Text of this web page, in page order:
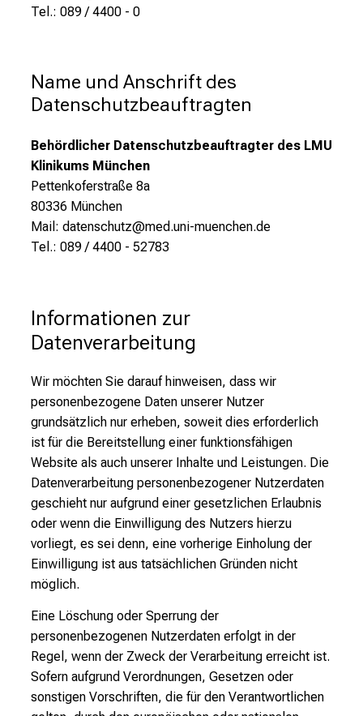
Tel.: 089 / 4400 - 0
Name und Anschrift des
Datenschutzbeauftragten
Behördlicher Datenschutzbeauftragter des LMU
Klinikums München
Pettenkoferstraße 8a
80336 München
Mail: datenschutz@med.uni-muenchen.de
Tel.: 089 / 4400 - 52783
Informationen zur
Datenverarbeitung
Wir möchten Sie darauf hinweisen, dass wir
personenbezogene Daten unserer Nutzer
grundsätzlich nur erheben, soweit dies erforderlich
ist für die Bereitstellung einer funktionsfähigen
Website als auch unserer Inhalte und Leistungen. Die
Datenverarbeitung personenbezogener Nutzerdaten
geschieht nur aufgrund einer gesetzlichen Erlaubnis
oder wenn die Einwilligung des Nutzers hierzu
vorliegt, es sei denn, eine vorherige Einholung der
Einwilligung ist aus tatsächlichen Gründen nicht
möglich.
Eine Löschung oder Sperrung der
personenbezogenen Nutzerdaten erfolgt in der
Regel, wenn der Zweck der Verarbeitung erreicht ist.
Sofern aufgrund Verordnungen, Gesetzen oder
sonstigen Vorschriften, die für den Verantwortlichen